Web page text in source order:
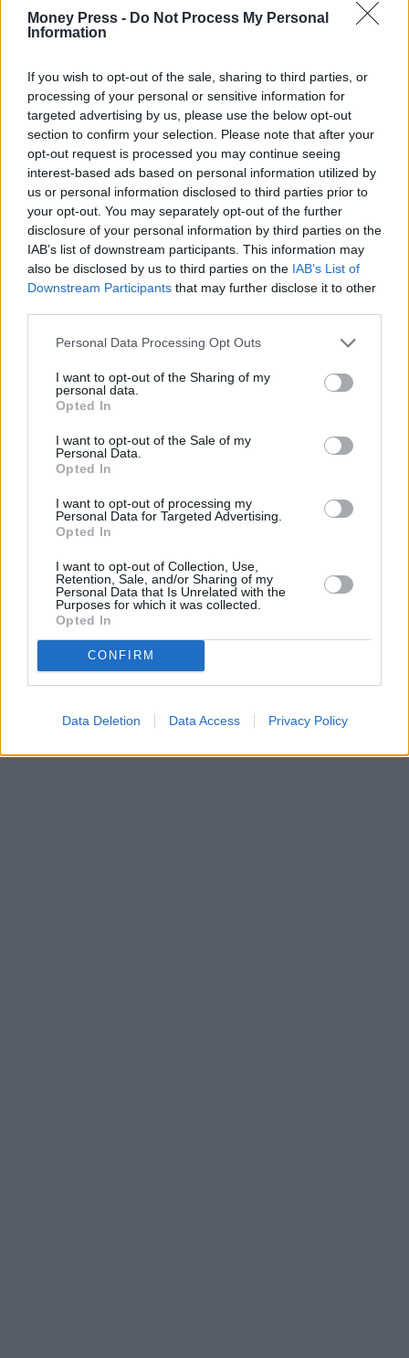
Money Press - Do Not Process My Personal
Information
If you wish to opt-out of the sale, sharing to third parties, or
processing of your personal or sensitive information for
targeted advertising by us, please use the below opt-out
section to confirm your selection. Please note that after your
opt-out request is processed you may continue seeing
interest-based ads based on personal information utilized by
us or personal information disclosed to third parties prior to
your opt-out. You may separately opt-out of the further
disclosure of your personal information by third parties on the
IAB’s list of downstream participants. This information may
also be disclosed by us to third parties on the IAB’s List of
Downstream Participants that may further disclose it to other
Personal Data Processing Opt Outs
I want to opt-out of the Sharing of my
personal data.
Opted In
I want to opt-out of the Sale of my
Personal Data.
Opted In
I want to opt-out of processing my
Personal Data for Targeted Advertising.
Opted In
I want to opt-out of Collection, Use,
Retention, Sale, and/or Sharing of my
Personal Data that Is Unrelated with the
Purposes for which it was collected.
Opted In
CONFIRM
Data Deletion Data Access Privacy Policy
• Η θέσπιση των μη κρατικών πανεπιστημίων τον
Με ενδιαφέρον διάβασα προ ημερών στην στήλη της
Καθημερινής ΘΕΩΡΕΙΟ η αναφορά ότι πρέπει η Νέα
Δημοκρατία να είναι «προληπτική» για εκλογές τον
Οκτώβριο, γιατί όσες φορές έγιναν αυτές τέτοια εποχή τις
κέρδισε το ΠΑΣΟΚ!!
Καταλήγοντας και με λίγο χιούμορ: αν ο Ανδρουλάκης
στοχεύει και θεωρεί ότι μπορεί να κερδίσει την ΝΔ με μία
ψήφο παραπάνω, επειδή περνάω την περίοδο αρχές
Ιουλίου με αρχές Οκτωβρίου με τη γυναίκα μου στο
χάσει ο κ. Μητσοτάκης δύο ψήφους άρα και τις εκλογές...
* Ο Λάμπρος Ροϊλός είναι συντ. δικηγόρος παρ’ Αρείω
Πάγω, συγγραφέας και ερευνητής.